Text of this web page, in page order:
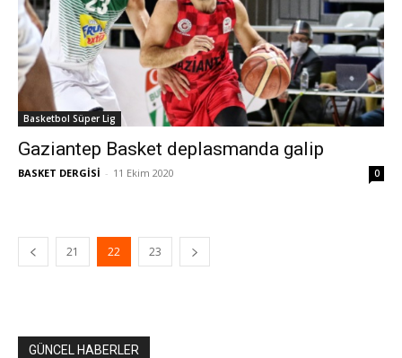
Basketbol Süper Lig
Gaziantep Basket deplasmanda galip
BASKET DERGİSİ - 11 Ekim 2020 0
21 22 23
GÜNCEL HABERLER